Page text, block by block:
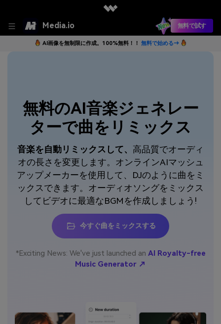
Media.io 無料で試す
AI画像を無制限に作成。100%無料！！ 無料で始める→
無料のAI音楽ジェネレー
ターで曲をリミックス
音楽を自動リミックスして、 高品質でオーディ
オの長さを変更します。 オンラインAIマッシュ
アップメーカーを使用して、DJのように曲をミ
ックスできます。オーディオソングをミックス
してビデオに最適なBGMを作成しましょう!
今すぐ曲をミックスする
*Exciting News: We've just launched an AI Royalty-free
Music Generator ↗